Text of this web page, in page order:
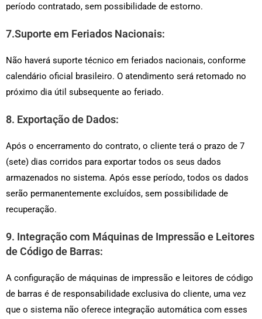
período contratado, sem possibilidade de estorno.
7.Suporte em Feriados Nacionais:
Não haverá suporte técnico em feriados nacionais, conforme
calendário oficial brasileiro. O atendimento será retomado no
próximo dia útil subsequente ao feriado.
8. Exportação de Dados:
Após o encerramento do contrato, o cliente terá o prazo de 7
(sete) dias corridos para exportar todos os seus dados
armazenados no sistema. Após esse período, todos os dados
serão permanentemente excluídos, sem possibilidade de
recuperação.
9. Integração com Máquinas de Impressão e Leitores
de Código de Barras:
A configuração de máquinas de impressão e leitores de código
de barras é de responsabilidade exclusiva do cliente, uma vez
que o sistema não oferece integração automática com esses